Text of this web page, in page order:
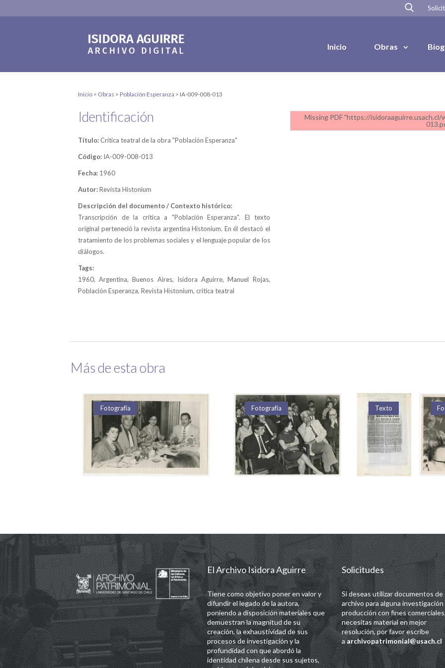
Inicio Obras
Inicio > Obras > Población Esperanza > IA-009-008-013
Missing PDF "https://
Identificación
Título:Crítica teatral de la obra "Población Esperanza"
Código: IA-009-008-013
Fecha: 1960
Autor:Revista Histonium
Descripción del documento / Contexto histórico:
Transcripción de la crítica a "Población Esperanza". El texto
original perteneció la revista argentina Histonium. En él destacó el
tratamiento de los problemas sociales y el lenguaje popular de los
diálogos.
Tags:
1960, Argentina, Buenos Aires, Isidora Aguirre, Manuel Rojas,
Población Esperanza, Revista Histonium, crítica teatral
Más de esta obra
Fotografía
Fotografía
Fotografía
Fotografía Fotografía
Fotografía
Fotografía
Fotografía
Fotografía
Fotografía Texto
Texto
Texto
Texto
El Archivo Isidora Aguirre
Tiene como objetivo poner en valor y
difundir el legado de la autora,
poniendo a disposición materiales que
demuestran la magnitud de su
creación, la exhaustividad de sus
procesos de investigación y la
profundidad con que abordó la
identidad chilena desde sus sujetos,
Solicitudes
Si deseas utilizar documentos
archivo para alguna investigación
producción con fines
necesitas material en mejor
resolución, por favor escribe
a archivopatrimonial@usach.cl